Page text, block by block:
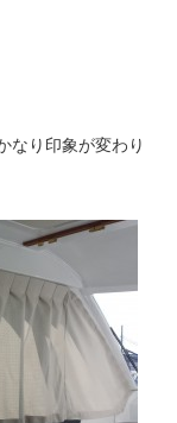
なり印象が変わり